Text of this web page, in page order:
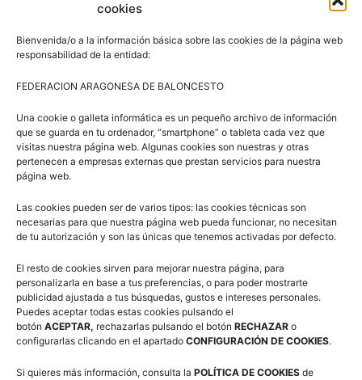
cookies
Bienvenida/o a la información básica sobre las cookies de la página web
responsabilidad de la entidad:
FEDERACION ARAGONESA DE BALONCESTO
Una cookie o galleta informática es un pequeño archivo de información
que se guarda en tu ordenador, “smartphone” o tableta cada vez que
visitas nuestra página web. Algunas cookies son nuestras y otras
pertenecen a empresas externas que prestan servicios para nuestra
página web.
Las cookies pueden ser de varios tipos: las cookies técnicas son
necesarias para que nuestra página web pueda funcionar, no necesitan
de tu autorización y son las únicas que tenemos activadas por defecto.
El resto de cookies sirven para mejorar nuestra página, para
personalizarla en base a tus preferencias, o para poder mostrarte
publicidad ajustada a tus búsquedas, gustos e intereses personales.
Puedes aceptar todas estas cookies pulsando el
botón ACEPTAR, rechazarlas pulsando el botón RECHAZAR o
configurarlas clicando en el apartado CONFIGURACIÓN DE COOKIES.
Si quieres más información, consulta la POLÍTICA DE COOKIES de
16 y 17 de mayo de 2020
En función de la disponibilidad de instalaciones a los
entrenadores y entrenadoras inscritos se les asignarán
las sesiones a las que pueden acudir, teniendo en cuenta
que habrá días en los que no tendrá entrenamientos y
otros en los que puede tener dos sesiones.
A este programa también podrán inscribirse los
entrenadores que forman parte de los Cursos de
como horas de prácticas.